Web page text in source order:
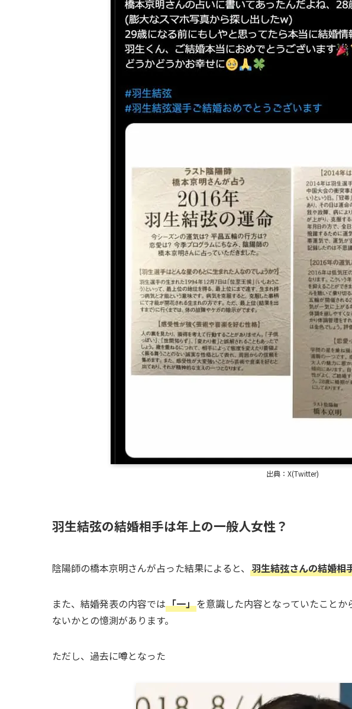
出典：X(Twitter)
羽生結弦の結婚相手は年上の一般人女性？
陰陽師の橋本京明さんが占った結果によると、 羽生結弦さんの結婚相
また、結婚発表の内容では「一」を意識した内容となっていたこと
ないかとの憶測があります。
ただし、過去に噂となった